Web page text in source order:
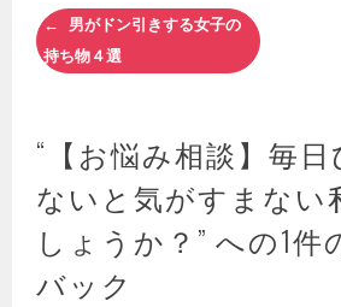
投
稿
ナ
ー
シ
ョ
ン
男がドン引きする女子の
持ち物４選
“ 【お悩み相談】毎
ないと気がすまない
しょうか？ ” への1件
バック